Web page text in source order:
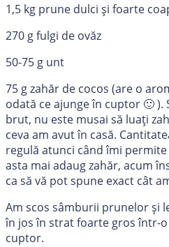
1,5 kg prune dulci și foarte
270 g fulgi de ovăz
50-75 g unt
75 g zahăr de cocos (are o
odată ce ajunge în cuptor 🙂 ).
brut, nu este musai să luați
ceva am avut în casă.
regulă atunci când îmi
asta mai adaug zahăr, acum
ca să vă pot spune exact cât
Am scos sâmburii prunelor și
în jos în strat foarte gros într-
cuptor.